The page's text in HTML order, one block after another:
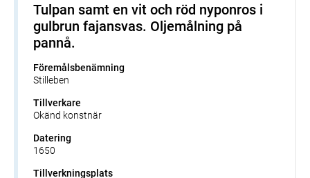
Tulpan samt en vit och röd nyponros i
gulbrun fajansvas. Oljemålning på
pannå.
Föremålsbenämning
Stilleben
Tillverkare
Okänd konstnär
Datering
1650
Tillverkningsplats